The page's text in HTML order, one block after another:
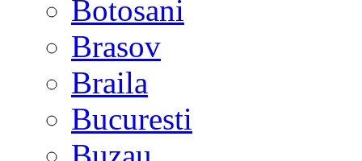
Botosani
Brasov
Braila
Bucuresti